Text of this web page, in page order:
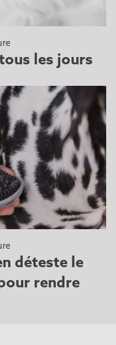
les jours
déteste le
rendre